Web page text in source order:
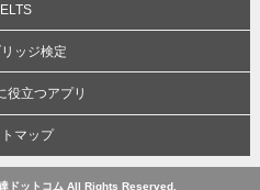
ッジ検定
役立つアプリ
マップ
ドットコム All Rights Reserved.